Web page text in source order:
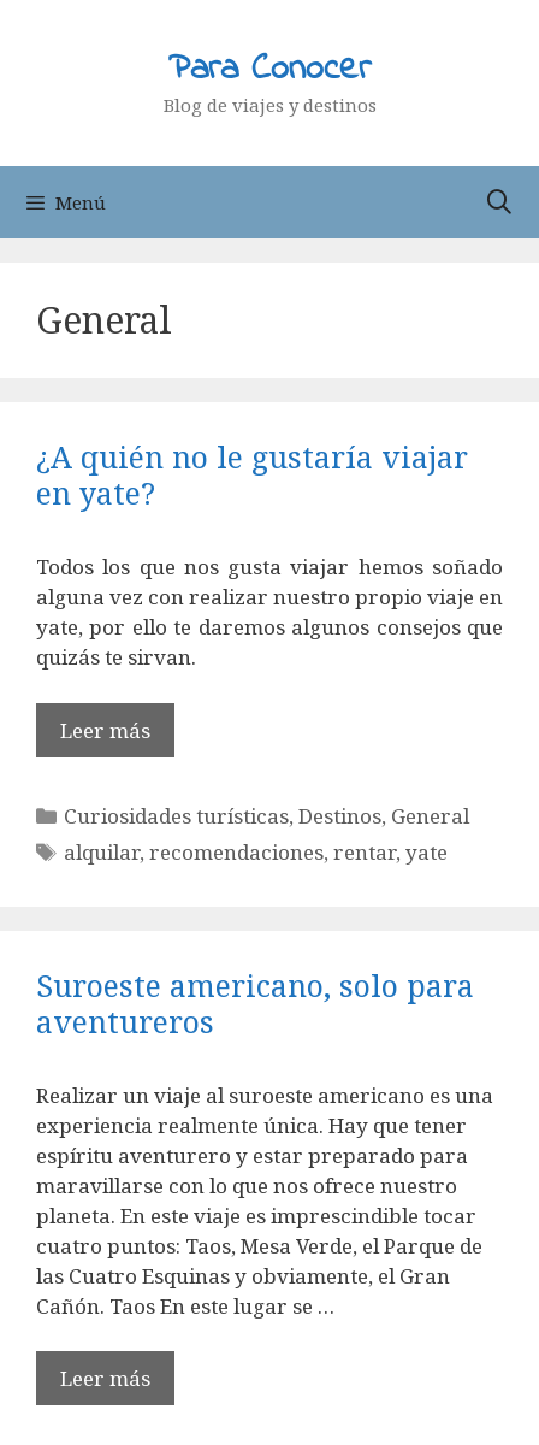
Para Conocer
Blog de viajes y destinos
Menú
General
¿A quién no le gustaría viajar
en yate?
Todos los que nos gusta viajar hemos soñado
alguna vez con realizar nuestro propio viaje en
yate, por ello te daremos algunos consejos que
quizás te sirvan.
Leer más
Categorías
Curiosidades turísticas,Destinos, General
Etiquetas
alquilar,recomendaciones,rentar,yate
Suroeste americano, solo para
aventureros
Realizar un viaje al suroeste americano es una
experiencia realmente única. Hay que tener
espíritu aventurero y estar preparado para
maravillarse con lo que nos ofrece nuestro
planeta. En este viaje es imprescindible tocar
cuatro puntos: Taos, Mesa Verde, el Parque de
las Cuatro Esquinas y obviamente, el Gran
Cañón. Taos En este lugar se …
Leer más